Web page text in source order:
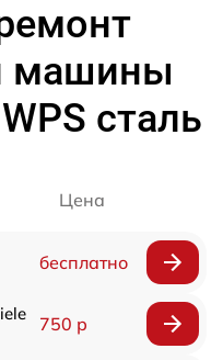
машины
сталь
Цена
бесплатно
750 р